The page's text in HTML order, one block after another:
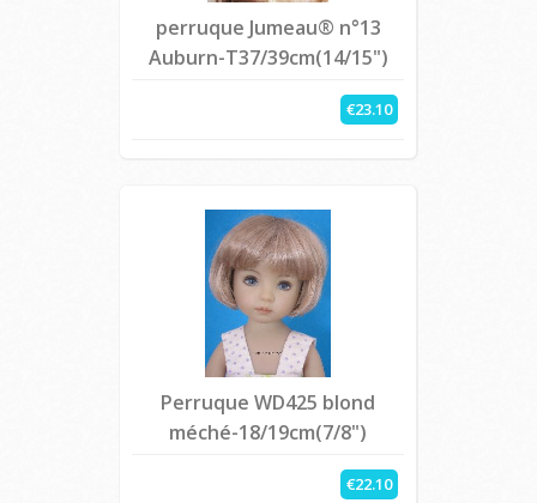
perruque Jumeau® n°13
Auburn-T37/39cm(14/15")
€23.10
Perruque WD425 blond
méché-18/19cm(7/8")
€22.10